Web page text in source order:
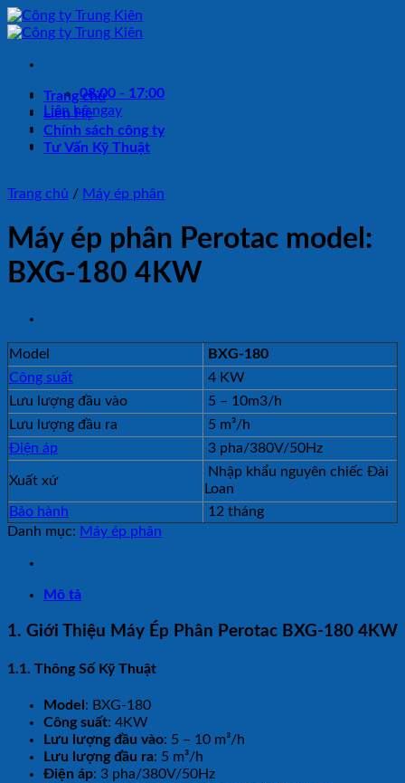
Bỏ
qua
dung
Trang chủ
Liên Hệ
Chính sách công ty
Tư Vấn Kỹ Thuật
08:00 - 17:00
Liên hệ ngay
Trang chủ / Máy ép phân
Máy ép phân Perotac model:
BXG-180 4KW
Model
BXG-180
Công suất
4 KW
Lưu lượng đầu vào
5 – 10m3/h
Lưu lượng đầu ra
5 m³/h
Điện áp
3 pha/380V/50Hz
Xuất xứ
Nhập khẩu nguyên chiếc Đài
Loan
Bảo hành
12 tháng
Danh mục: Máy ép phân
Mô tả
1. Giới Thiệu Máy Ép Phân Perotac BXG-180 4KW
1.1. Thông Số Kỹ Thuật
Model : BXG-180
Công suất: 4KW
Lưu lượng đầu vào: 5 – 10 m³/h
Lưu lượng đầu ra: 5 m³/h
Điện áp: 3 pha/380V/50Hz